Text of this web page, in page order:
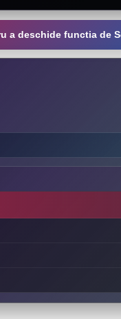
a deschide functia de